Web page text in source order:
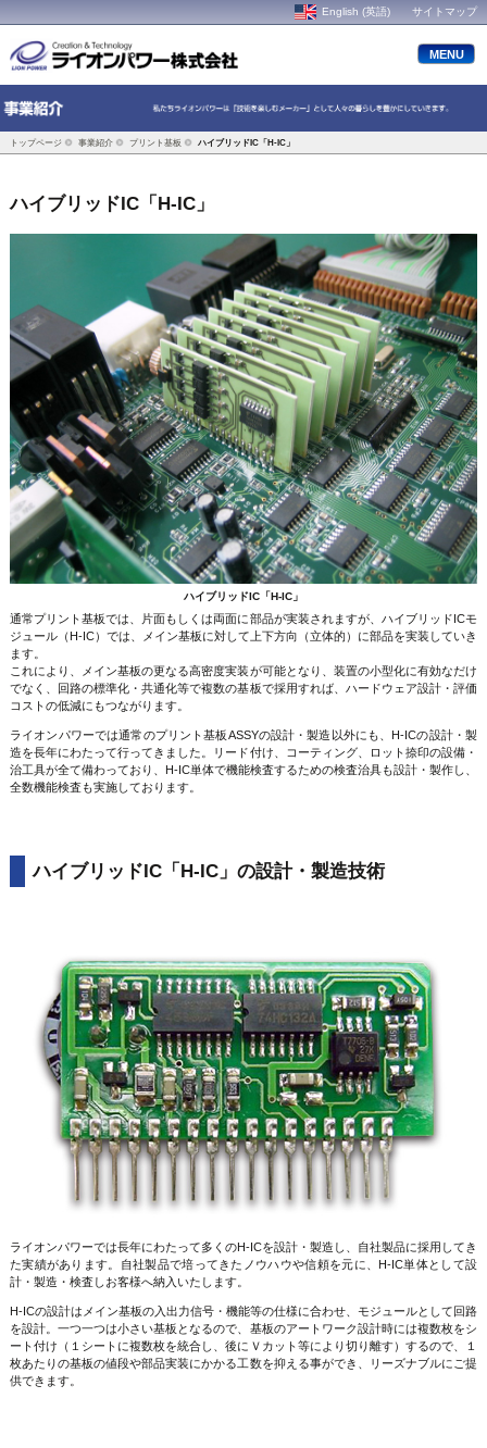
English (英語) サイトマップ
MENU
トップページ 事業紹介 プリント基板 ハイブリッドIC「H-IC」
ハイブリッドIC「H-IC」
ハイブリッドIC「H-IC」
通常プリント基板では、片面もしくは両面に部品が実装されますが、ハイブリッドICモ
ジュール（H-IC）では、メイン基板に対して上下方向（立体的）に部品を実装していき
ます。
これにより、メイン基板の更なる高密度実装が可能となり、装置の小型化に有効なだけ
でなく、回路の標準化・共通化等で複数の基板で採用すれば、ハードウェア設計・評価
コストの低減にもつながります。
ライオンパワーでは通常のプリント基板ASSYの設計・製造以外にも、H-ICの設計・製
造を長年にわたって行ってきました。リード付け、コーティング、ロット捺印の設備・
治工具が全て備わっており、H-IC単体で機能検査するための検査治具も設計・製作し、
全数機能検査も実施しております。
ハイブリッドIC「H-IC」の設計・製造技術
ライオンパワーでは長年にわたって多くのH-ICを設計・製造し、自社製品に採用してき
た実績があります。自社製品で培ってきたノウハウや信頼を元に、H-IC単体として設
計・製造・検査しお客様へ納入いたします。
H-ICの設計はメイン基板の入出力信号・機能等の仕様に合わせ、モジュールとして回路
を設計。一つ一つは小さい基板となるので、基板のアートワーク設計時には複数枚をシ
ート付け（１シートに複数枚を統合し、後にＶカット等により切り離す）するので、１
枚あたりの基板の値段や部品実装にかかる工数を抑える事ができ、リーズナブルにご提
供できます。